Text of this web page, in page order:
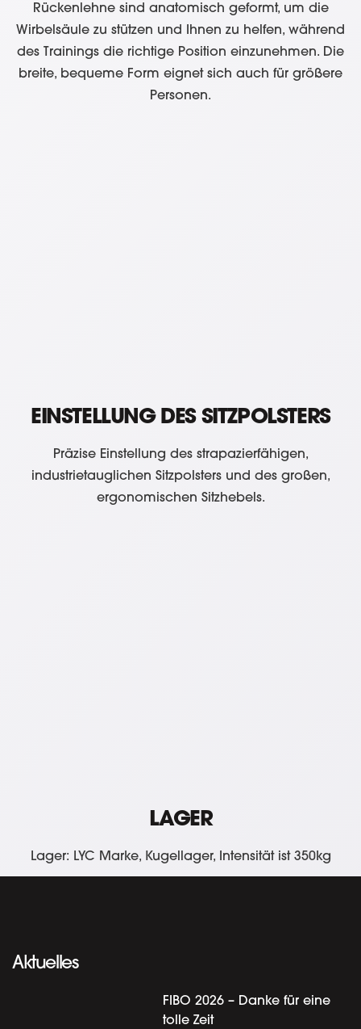
Rückenlehne sind anatomisch geformt, um die
Wirbelsäule zu stützen und Ihnen zu helfen, während
des Trainings die richtige Position einzunehmen. Die
breite, bequeme Form eignet sich auch für größere
Personen.
EINSTELLUNG DES SITZPOLSTERS
Präzise Einstellung des strapazierfähigen,
industrietauglichen Sitzpolsters und des großen,
ergonomischen Sitzhebels.
LAGER
Lager: LYC Marke, Kugellager, Intensität ist 350kg
Aktuelles
FIBO 2026 – Danke für eine
tolle Zeit